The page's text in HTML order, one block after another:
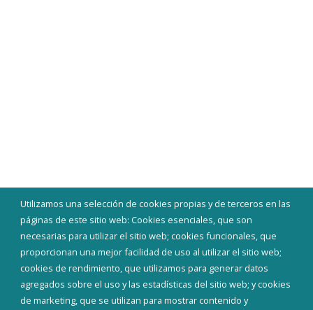
Utilizamos una selección de cookies propias y de terceros en las
páginas de este sitio web: Cookies esenciales, que son
necesarias para utilizar el sitio web; cookies funcionales, que
proporcionan una mejor facilidad de uso al utilizar el sitio web;
cookies de rendimiento, que utilizamos para generar datos
agregados sobre el uso y las estadísticas del sitio web; y cookies
de marketing, que se utilizan para mostrar contenido y